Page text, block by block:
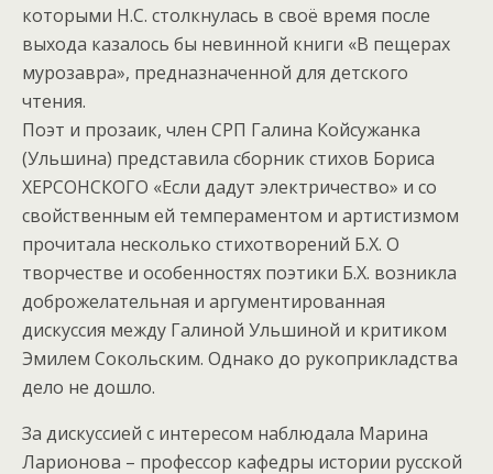
которыми Н.С. столкнулась в своё время после
выхода казалось бы невинной книги «В пещерах
мурозавра», предназначенной для детского
чтения.
Поэт и прозаик, член СРП Галина Койсужанка
(Ульшина) представила сборник стихов Бориса
ХЕРСОНСКОГО «Если дадут электричество» и со
свойственным ей темпераментом и артистизмом
прочитала несколько стихотворений Б.Х. О
творчестве и особенностях поэтики Б.Х. возникла
доброжелательная и аргументированная
дискуссия между Галиной Ульшиной и критиком
Эмилем Сокольским. Однако до рукоприкладства
дело не дошло.
За дискуссией с интересом наблюдала Марина
Ларионова – профессор кафедры истории русской